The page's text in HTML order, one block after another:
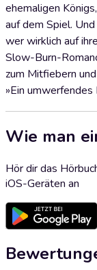
ehemaligen
auf dem Spiel.
wer wirklich auf
Slow-Burn-
zum Mitfiebern
»Ein
Wie man
Hör dir das
iOS-Geräten an